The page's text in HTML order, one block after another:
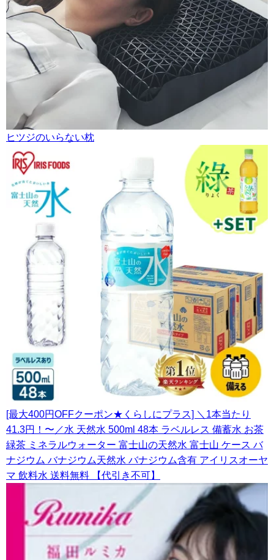
ヒツジのいらない枕
[最大400円OFFクーポン★くらしにプラス] ＼1本当たり
41.3円！〜／水 天然水 500ml 48本 ラベルレス 備蓄水 お茶
緑茶 ミネラルウォーター 富士山の天然水 富士山 ケース バ
ナジウム バナジウム天然水 バナジウム含有 アイリスオーヤ
マ 飲料水 送料無料 【代引き不可】